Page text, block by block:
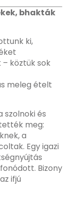
bhakták
ki,
köztük sok
meleg ételt
szolnoki és
meg:
a
Egy igazi
Bizony
ifjú